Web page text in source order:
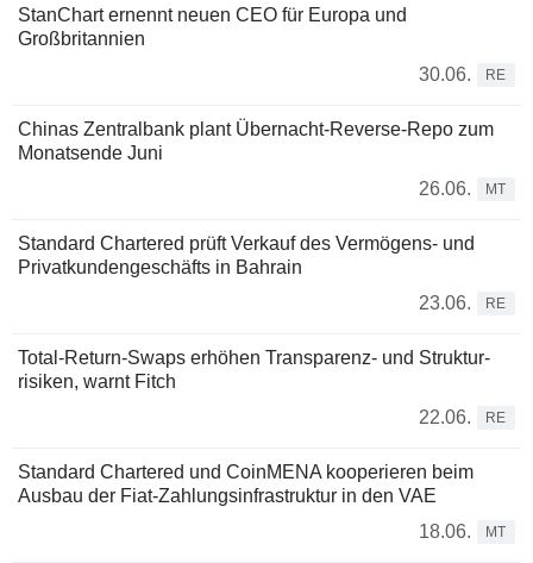
StanChart ernennt neuen CEO für Europa und
Großbritannien
30.06.
RE
Chinas Zentralbank plant Übernacht-Reverse-Repo zum
Monatsende Juni
26.06.
MT
Standard Chartered prüft Verkauf des Vermögens- und
Privatkundengeschäfts in Bahrain
23.06.
RE
Total-Return-Swaps erhöhen Transparenz- und Struktur­
risiken, warnt Fitch
22.06.
RE
Standard Chartered und CoinMENA kooperieren beim
Ausbau der Fiat-Zahlungsinfrastruktur in den VAE
18.06.
MT